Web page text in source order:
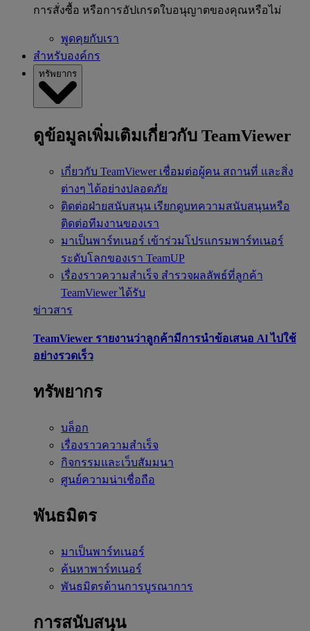
การสั่งซื้อ หรือการอัปเกรดใบอนุญาตของคุณหรือไม่
พูดคุยกับเรา
สำหรับองค์กร
ทรัพยากร
ดูข้อมูลเพิ่มเติมเกี่ยวกับ TeamViewer
เกี่ยวกับ TeamViewer เชื่อมต่อผู้คน สถานที่ และสิ่ง
ต่างๆ ได้อย่างปลอดภัย
ติดต่อฝ่ายสนับสนุน เรียกดูบทความสนับสนุนหรือ
ติดต่อทีมงานของเรา
มาเป็นพาร์ทเนอร์ เข้าร่วมโปรแกรมพาร์ทเนอร์
ระดับโลกของเรา TeamUP
เรื่องราวความสำเร็จ สำรวจผลลัพธ์ที่ลูกค้า
TeamViewer ได้รับ
ข่าวสาร
TeamViewer รายงานว่าลูกค้ามีการนำข้อเสนอ Al ไปใช้
อย่างรวดเร็ว
ทรัพยากร
บล็อก
เรื่องราวความสำเร็จ
กิจกรรมและเว็บสัมมนา
ศูนย์ความน่าเชื่อถือ
พันธมิตร
มาเป็นพาร์ทเนอร์
ค้นหาพาร์ทเนอร์
พันธมิตรด้านการบูรณาการ
การสนับสนุน